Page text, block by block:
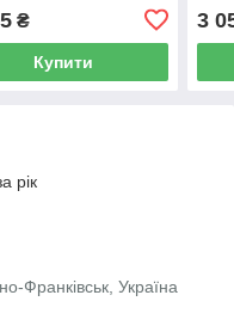
₴
Купити
3
рік
Франківськ, Україна